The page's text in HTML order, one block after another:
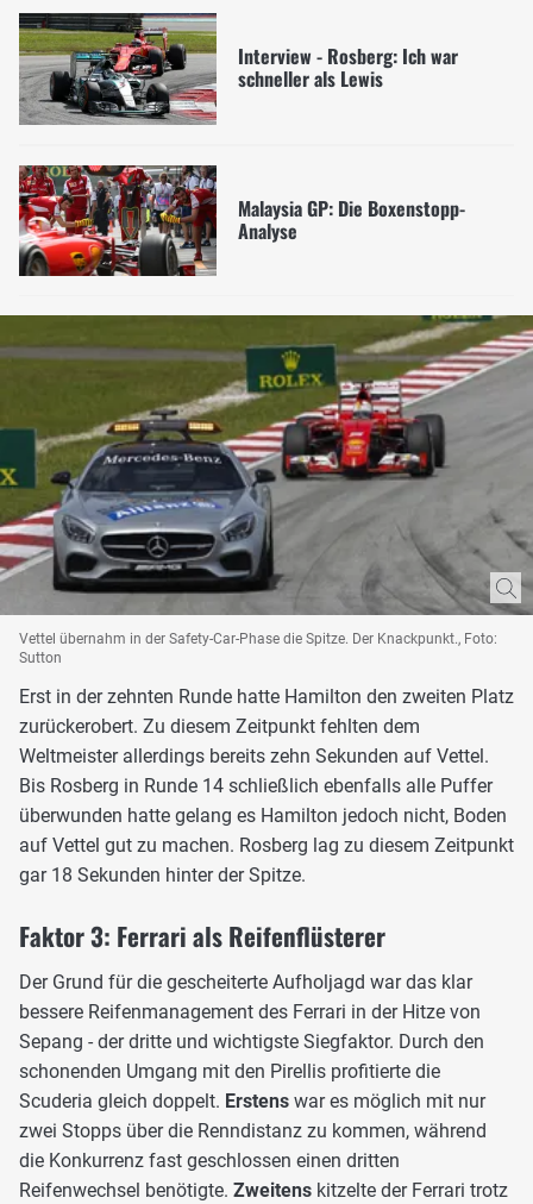
Interview - Rosberg: Ich war
schneller als Lewis
Malaysia GP: Die Boxenstopp-
Analyse
Vettel übernahm in der Safety-Car-Phase die Spitze. Der Knackpunkt., Foto:
Sutton
Erst in der zehnten Runde hatte Hamilton den zweiten Platz
zurückerobert. Zu diesem Zeitpunkt fehlten dem
Weltmeister allerdings bereits zehn Sekunden auf Vettel.
Bis Rosberg in Runde 14 schließlich ebenfalls alle Puffer
überwunden hatte gelang es Hamilton jedoch nicht, Boden
auf Vettel gut zu machen. Rosberg lag zu diesem Zeitpunkt
gar 18 Sekunden hinter der Spitze.
Faktor 3: Ferrari als Reifenflüsterer
Der Grund für die gescheiterte Aufholjagd war das klar
bessere Reifenmanagement des Ferrari in der Hitze von
Sepang - der dritte und wichtigste Siegfaktor. Durch den
schonenden Umgang mit den Pirellis profitierte die
Scuderia gleich doppelt. Erstens war es möglich mit nur
zwei Stopps über die Renndistanz zu kommen, während
die Konkurrenz fast geschlossen einen dritten
Reifenwechsel benötigte. Zweitens kitzelte der Ferrari trotz